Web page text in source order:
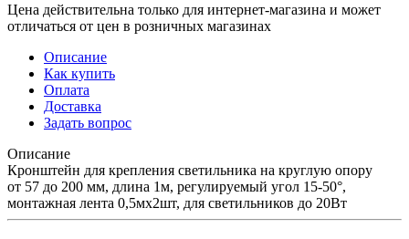
Цена действительна только для интернет-магазина и может
отличаться от цен в розничных магазинах
Описание
Как купить
Оплата
Доставка
Задать вопрос
Описание
Кронштейн для крепления светильника на круглую опору
от 57 до 200 мм, длина 1м, регулируемый угол 15-50°,
монтажная лента 0,5мх2шт, для светильников до 20Вт